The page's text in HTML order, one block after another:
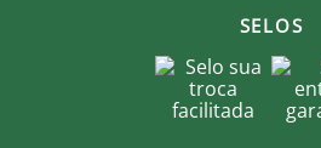
SELOS